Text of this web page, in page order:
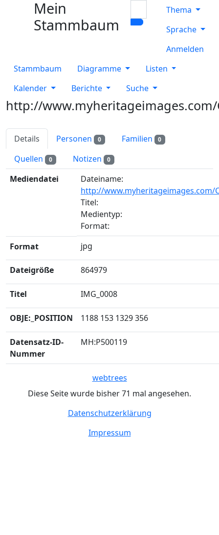
Weiter zu Hauptseite
Mein
Stammbaum
Thema
Sprache
Anmelden
Stammbaum
Diagramme
Listen
Kalender
Berichte Suche
http://www.myheritageimages.com/
Details Personen 0 Familien 0
Quellen 0 Notizen 0
Mediendatei Dateiname:
http://www.myheritageimages.com/
Titel:
Medientyp:
Format:
Format
jpg
Dateigröße 864979
Titel IMG_0008
OBJE:_POSITION 1188 153 1329 356
Datensatz-ID-
Nummer
MH:P500119
webtrees
Diese Seite wurde bisher71 mal angesehen.
Datenschutzerklärung
Impressum